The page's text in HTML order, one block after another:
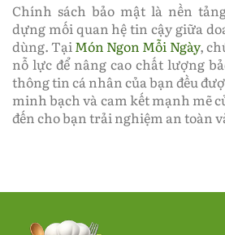
Chính sách bảo mật là nền
dựng mối quan hệ tin cậy giữa
dùng. TạiMón Ngon Mỗi Ngày,
nỗ lực để nâng cao chất lượng
thông tin cá nhân của bạn đều
minh bạch và cam kết mạnh mẽ
đến cho bạn trải nghiệm an toàn